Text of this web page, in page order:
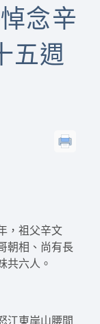
念辛
五週
，祖父辛文
朝相、尚有長
共六人。
江東岸山腰間